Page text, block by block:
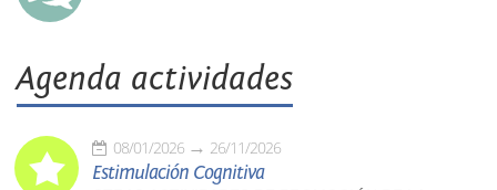
Agenda actividades
08/01/2026 26/11/2026
Estimulación Cognitiva